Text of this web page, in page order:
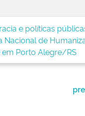
e políticas
Nacional de
em Porto Alegre/RS